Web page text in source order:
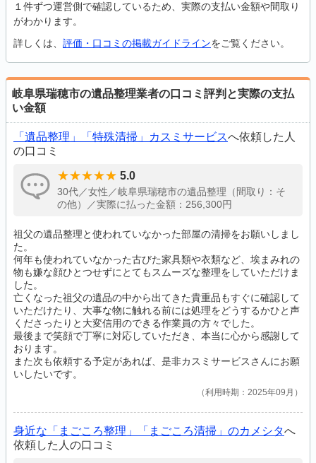
１件ずつ運営側で確認しているため、実際の支払い金額や間取り
がわかります。
詳しくは、 評価・口コミの掲載ガイドラインをご覧ください。
岐阜県瑞穂市の遺品整理業者の口コミ評判と実際の支払
い金額
「遺品整理」「特殊清掃」カスミサービスへ依頼した人
の口コミ
5.0
30代／女性／岐阜県瑞穂市の遺品整理（間取り：そ
の他）／実際に払った金額：256,300円
祖父の遺品整理と使われていなかった部屋の清掃をお願いしまし
た。
何年も使われていなかった古びた家具類や衣類など、埃まみれの
物も嫌な顔ひとつせずにとてもスムーズな整理をしていただけま
した。
亡くなった祖父の遺品の中から出てきた貴重品もすぐに確認して
いただけたり、大事な物に触れる前には処理をどうするかひと声
くださったりと大変信用のできる作業員の方々でした。
最後まで笑顔で丁寧に対応していただき、本当に心から感謝して
おります。
また次も依頼する予定があれば、是非カスミサービスさんにお願
いしたいです。
利用時期：2025年09月
身近な「まごころ整理」「まごころ清掃」のカメシタへ
依頼した人の口コミ